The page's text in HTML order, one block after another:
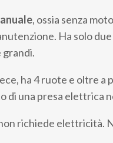
, ossia senza
Ha solo
grandi.
ha 4 ruote e oltre a
di una presa elettrica
richiede elettricità.